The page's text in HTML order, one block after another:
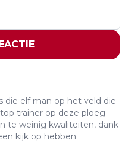
die elf man op het veld die
trainer op deze ploeg
te weinig kwaliteiten, dank
kijk op hebben